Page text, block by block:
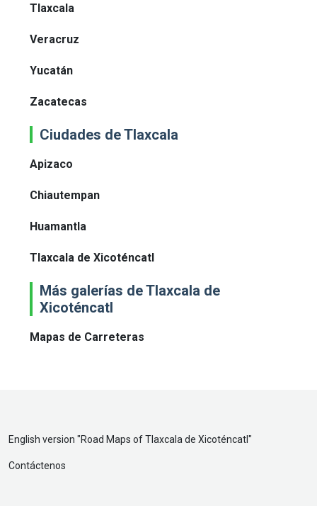
Tlaxcala
Veracruz
Yucatán
Zacatecas
Ciudades de Tlaxcala
Apizaco
Chiautempan
Huamantla
Tlaxcala de Xicoténcatl
Más galerías de Tlaxcala de
Xicoténcatl
Mapas de Carreteras
English version "Road Maps of Tlaxcala de Xicoténcatl"
Contáctenos